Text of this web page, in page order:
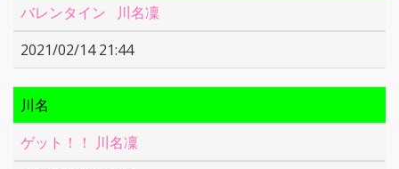
バレンタイン 川名凜
2021/02/14 21:44
川名
ゲット！！ 川名凜